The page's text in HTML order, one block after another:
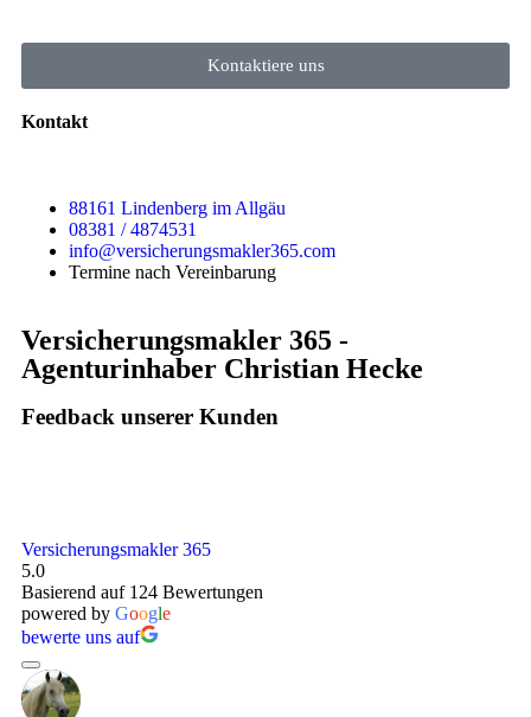
Kontaktiere uns
Kontakt
88161 Lindenberg im Allgäu
08381 / 4874531
info@versicherungsmakler365.com
Termine nach Vereinbarung
Versicherungsmakler 365 -
Agenturinhaber Christian Hecke
Feedback unserer Kunden
Versicherungsmakler 365
5.0
Basierend auf 124 Bewertungen
powered by Google
bewerte uns auf